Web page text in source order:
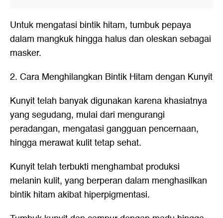
Untuk mengatasi bintik hitam, tumbuk pepaya
dalam mangkuk hingga halus dan oleskan sebagai
masker.
2. Cara Menghilangkan Bintik Hitam dengan Kunyit
Kunyit telah banyak digunakan karena khasiatnya
yang segudang, mulai dari mengurangi
peradangan, mengatasi gangguan pencernaan,
hingga merawat kulit tetap sehat.
Kunyit telah terbukti menghambat produksi
melanin kulit, yang berperan dalam menghasilkan
bintik hitam akibat hiperpigmentasi.